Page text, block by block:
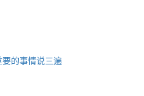
的事情说三遍